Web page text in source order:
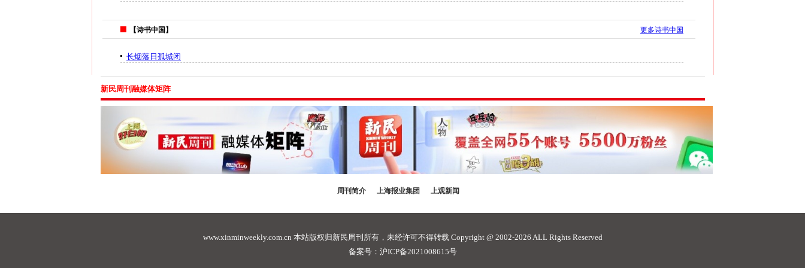
【诗书中国】 更多诗书中国
长烟落日孤城闭
新民周刊融媒体矩阵
周刊简介 上海报业集团 上观新闻
www.xinminweekly.com.cn 本站版权归新民周刊所有，未经许可不得转载 Copyright @ 2002-2026 ALL Rights Reserved
备案号：沪ICP备2021008615号